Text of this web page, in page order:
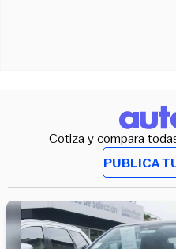
Cotiza y compara
PUBLICA